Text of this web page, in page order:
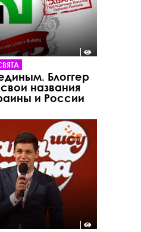
Блоггер
названия
и России